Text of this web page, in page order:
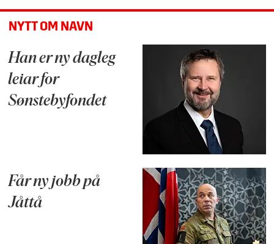
NYTT OM NAVN
Han er ny dagleg
leiar for
Sønstebyfondet
Får ny jobb på
Jåttå